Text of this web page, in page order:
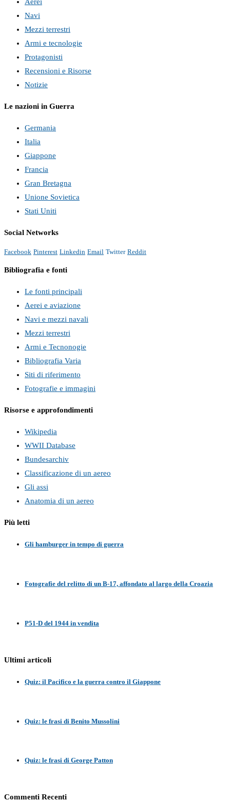
Navi
Mezzi terrestri
Armi e tecnologie
Protagonisti
Recensioni e Risorse
Notizie
Le nazioni in Guerra
Germania
Italia
Giappone
Francia
Gran Bretagna
Unione Sovietica
Stati Uniti
Social Networks
Facebook Pinterest Linkedin Email Twitter Reddit
Bibliografia e fonti
Le fonti principali
Aerei e aviazione
Navi e mezzi navali
Mezzi terrestri
Armi e Tecnonogie
Bibliografia Varia
Siti di riferimento
Fotografie e immagini
Risorse e approfondimenti
Wikipedia
WWII Database
Bundesarchiv
Classificazione di un aereo
Gli assi
Anatomia di un aereo
Più letti
Gli hamburger in tempo di guerra
Fotografie del relitto di un B-17, affondato al largo della Croazia
P51-D del 1944 in vendita
Ultimi articoli
Quiz: il Pacifico e la guerra contro il Giappone
Quiz: le frasi di Benito Mussolini
Quiz: le frasi di George Patton
Commenti Recenti